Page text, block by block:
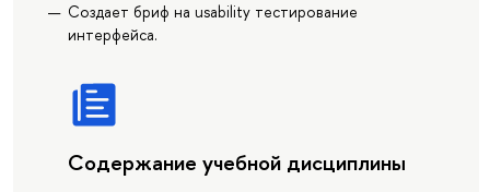
Создает бриф на usability тестирование
интерфейса.
Содержание учебной дисциплины